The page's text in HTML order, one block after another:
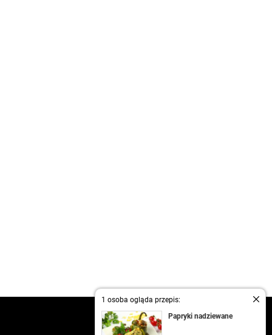
1 osoba ogląda przepis:
Papryki nadziewane
kontakt
regulamin